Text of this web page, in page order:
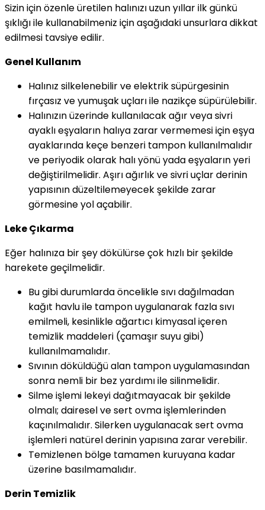
Sizin için özenle üretilen halınızı uzun yıllar ilk günkü
şıklığı ile kullanabilmeniz için aşağıdaki unsurlara dikkat
edilmesi tavsiye edilir.
Genel Kullanım
Halınız silkelenebilir ve elektrik süpürgesinin
fırçasız ve yumuşak uçları ile nazikçe süpürülebilir.
Halınızın üzerinde kullanılacak ağır veya sivri
ayaklı eşyaların halıya zarar vermemesi için eşya
ayaklarında keçe benzeri tampon kullanılmalıdır
ve periyodik olarak halı yönü yada eşyaların yeri
değiştirilmelidir. Aşırı ağırlık ve sivri uçlar derinin
yapısının düzeltilemeyecek şekilde zarar
görmesine yol açabilir.
Leke Çıkarma
Eğer halınıza bir şey dökülürse çok hızlı bir şekilde
harekete geçilmelidir.
Bu gibi durumlarda öncelikle sıvı dağılmadan
kağıt havlu ile tampon uygulanarak fazla sıvı
emilmeli, kesinlikle ağartıcı kimyasal içeren
temizlik maddeleri (çamaşır suyu gibi)
kullanılmamalıdır.
Sıvının döküldüğü alan tampon uygulamasından
sonra nemli bir bez yardımı ile silinmelidir.
Silme işlemi lekeyi dağıtmayacak bir şekilde
olmalı; dairesel ve sert ovma işlemlerinden
kaçınılmalıdır. Silerken uygulanacak sert ovma
işlemleri natürel derinin yapısına zarar verebilir.
Temizlenen bölge tamamen kuruyana kadar
üzerine basılmamalıdır.
Derin Temizlik